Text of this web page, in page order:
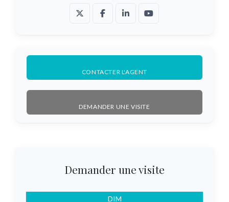
CONTACTER L'AGENT
DEMANDER UNE VISITE
Demander une visite
DIM